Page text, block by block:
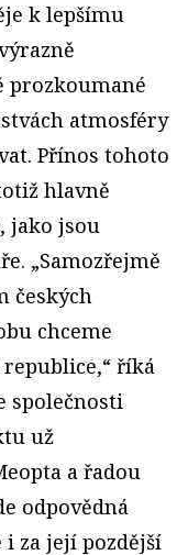
k lepšímu
prozkoumané
atmosféry
Přínos tohoto
hlavně
jako jsou
„Samozřejmě
českých
chceme
říká
společnosti
už
a řadou
odpovědná
za její pozdější